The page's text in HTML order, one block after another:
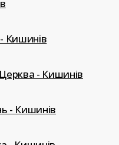
Кишинів
- Кишинів
- Кишинів